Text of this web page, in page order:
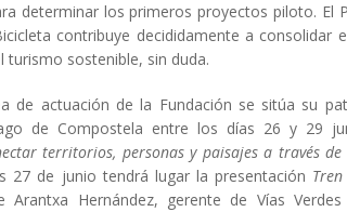
determinar los primeros proyectos piloto.
contribuye decididamente a
sostenible, sin duda.
de actuación de la Fundación se sitúa su
de Compostela entre los días 26 y 29
territorios, personas y paisajes a través
27 de junio tendrá lugar la presentación
Arantxa Hernández, gerente de Vías